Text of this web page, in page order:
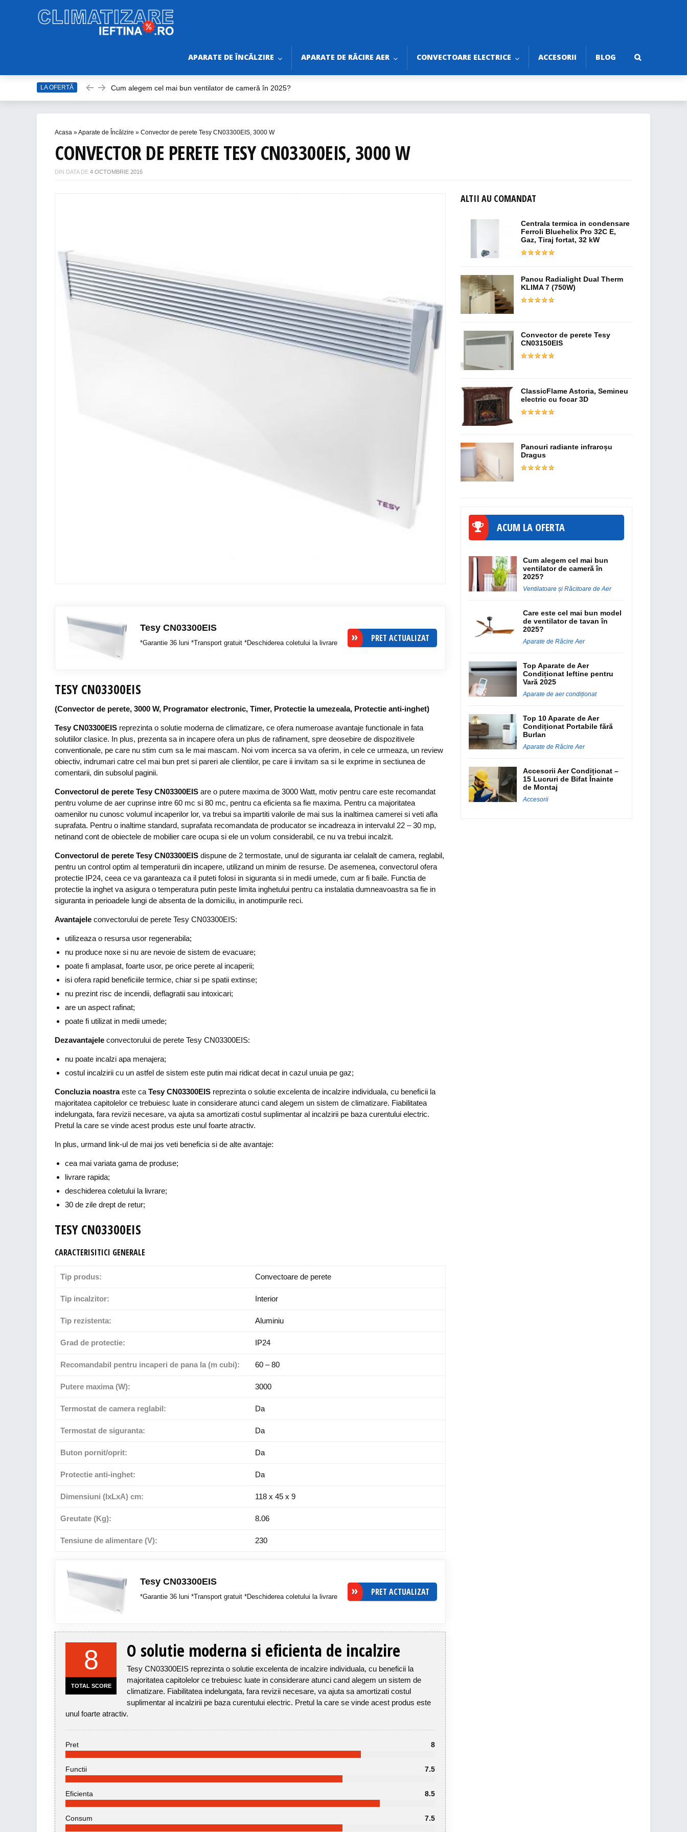
APARATE DE ÎNCĂLZIRE APARATE DE RĂCIRE AER CONVECTOARE ELECTRICE ACCESORII BLOG
LA OFERTĂ
Cum alegem cel mai bun ventilator de cameră în 2025?
Care este cel mai bun model de ventilator de tavan în 2025?
Accesorii Aer Condiționat – 15 Lucruri de Bifat Înainte de Montaj
Acasa »Aparate de Încălzire » Convector de perete Tesy CN03300EIS, 3000 W
CONVECTOR DE PERETE TESY CN03300EIS, 3000 W
DIN DATA DE 4 OCTOMBRIE 2016
Tesy CN03300EIS
*Garantie 36 luni *Transport gratuit *Deschiderea coletului la livrare PRET ACTUALIZAT
TESY CN03300EIS
(Convector de perete, 3000 W, Programator electronic, Timer, Protectie la umezeala, Protectie anti-inghet)
Tesy CN03300EIS reprezinta o solutie moderna de climatizare, ce ofera numeroase avantaje functionale in fata
solutiilor clasice. In plus, prezenta sa in incapere ofera un plus de rafinament, spre deosebire de dispozitivele
conventionale, pe care nu stim cum sa le mai mascam. Noi vom incerca sa va oferim, in cele ce urmeaza, un review
obiectiv, indrumari catre cel mai bun pret si pareri ale clientilor, pe care ii invitam sa si le exprime in sectiunea de
comentarii, din subsolul paginii.
Convectorul de perete Tesy CN03300EIS are o putere maxima de 3000 Watt, motiv pentru care este recomandat
pentru volume de aer cuprinse intre 60 mc si 80 mc, pentru ca eficienta sa fie maxima. Pentru ca majoritatea
oamenilor nu cunosc volumul incaperilor lor, va trebui sa impartiti valorile de mai sus la inaltimea camerei si veti afla
suprafata. Pentru o inaltime standard, suprafata recomandata de producator se incadreaza in intervalul 22 – 30 mp,
netinand cont de obiectele de mobilier care ocupa si ele un volum considerabil, ce nu va trebui incalzit.
Convectorul de perete Tesy CN03300EIS dispune de 2 termostate, unul de siguranta iar celalalt de camera, reglabil,
pentru un control optim al temperaturii din incapere, utilizand un minim de resurse. De asemenea, convectorul ofera
protectie IP24, ceea ce va garanteaza ca il puteti folosi in siguranta si in medii umede, cum ar fi baile. Functia de
protectie la inghet va asigura o temperatura putin peste limita inghetului pentru ca instalatia dumneavoastra sa fie in
siguranta in perioadele lungi de absenta de la domiciliu, in anotimpurile reci.
Avantajele convectorului de perete Tesy CN03300EIS:
utilizeaza o resursa usor regenerabila;
nu produce noxe si nu are nevoie de sistem de evacuare;
poate fi amplasat, foarte usor, pe orice perete al incaperii;
isi ofera rapid beneficiile termice, chiar si pe spatii extinse;
nu prezint risc de incendii, deflagratii sau intoxicari;
are un aspect rafinat;
poate fi utilizat in medii umede;
Dezavantajele convectorului de perete Tesy CN03300EIS:
nu poate incalzi apa menajera;
costul incalzirii cu un astfel de sistem este putin mai ridicat decat in cazul unuia pe gaz;
Concluzia noastraeste ca Tesy CN03300EIS reprezinta o solutie excelenta de incalzire individuala, cu beneficii la
majoritatea capitolelor ce trebuiesc luate in considerare atunci cand alegem un sistem de climatizare. Fiabilitatea
indelungata, fara revizii necesare, va ajuta sa amortizati costul suplimentar al incalzirii pe baza curentului electric.
Pretul la care se vinde acest produs este unul foarte atractiv.
In plus, urmand link-ul de mai jos veti beneficia si de alte avantaje:
cea mai variata gama de produse;
livrare rapida;
deschiderea coletului la livrare;
30 de zile drept de retur;
TESY CN03300EIS
CARACTERISITICI GENERALE
Tip produs: Convectoare de perete
Tip incalzitor: Interior
Tip rezistenta: Aluminiu
Grad de protectie: IP24
Recomandabil pentru incaperi de pana la (m cubi): 60 – 80
Putere maxima (W): 3000
Termostat de camera reglabil: Da
Termostat de siguranta: Da
Buton pornit/oprit: Da
Protectie anti-inghet: Da
Dimensiuni (IxLxA) cm: 118 x 45 x 9
Greutate (Kg): 8.06
Tensiune de alimentare (V): 230
Tesy CN03300EIS
*Garantie 36 luni *Transport gratuit *Deschiderea coletului la livrare PRET ACTUALIZAT
8
TOTAL SCORE
O solutie moderna si eficienta de incalzire
Tesy CN03300EIS reprezinta o solutie excelenta de incalzire individuala, cu beneficii la
majoritatea capitolelor ce trebuiesc luate in considerare atunci cand alegem un sistem de
climatizare. Fiabilitatea indelungata, fara revizii necesare, va ajuta sa amortizati costul
suplimentar al incalzirii pe baza curentului electric. Pretul la care se vinde acest produs este
unul foarte atractiv.
Pret 8
Functii 7.5
Eficienta 8.5
Consum 7.5
ALTII AU COMANDAT
Centrala termica in condensare
Ferroli Bluehelix Pro 32C E,
Gaz, Tiraj fortat, 32 kW
Panou Radialight Dual Therm
KLIMA 7 (750W)
Convector de perete Tesy
CN03150EIS
ClassicFlame Astoria, Semineu
electric cu focar 3D
Panouri radiante infraroșu
Dragus
ACUM LA OFERTA
Cum alegem cel mai bun
ventilator de cameră în
2025?
Ventilatoare și Răcitoare de Aer
Care este cel mai bun model
de ventilator de tavan în
2025?
Aparate de Răcire Aer
Top Aparate de Aer
Condiționat Ieftine pentru
Vară 2025
Aparate de aer condiționat
Top 10 Aparate de Aer
Condiționat Portabile fără
Burlan
Aparate de Răcire Aer
Accesorii Aer Condiționat –
15 Lucruri de Bifat Înainte
de Montaj
Accesorii